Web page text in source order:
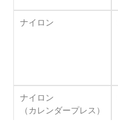
ナイロン
ナイロン
（カレンダープレス）